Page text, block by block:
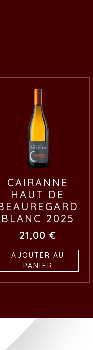
CAIRANNE
HAUT DE
BLANC 2025
21,00€
AJOUTER AU
PANIER